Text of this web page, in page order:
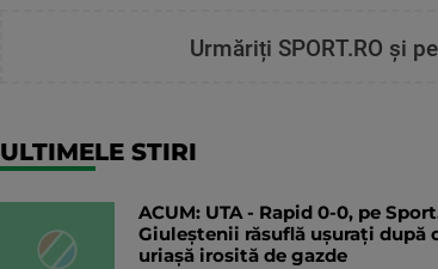
Urmăriți SPORT.RO și pe
ULTIMELE STIRI
ACUM: UTA - Rapid 0-0, pe
Giuleștenii răsuflă ușurați după
uriașă irosită de gazde